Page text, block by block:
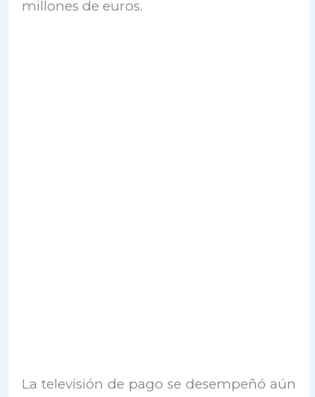
millones de euros.
La televisión de pago se desempeñó aún